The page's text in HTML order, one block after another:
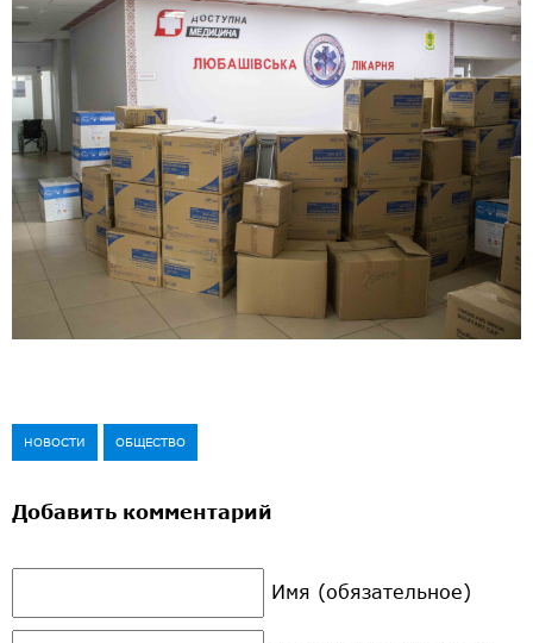
НОВОСТИ ОБЩЕСТВО
Добавить комментарий
Имя (обязательное)